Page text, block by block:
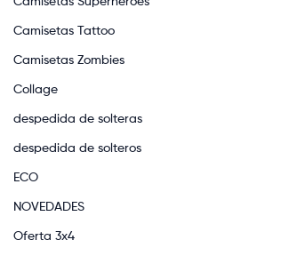
Camisetas Tattoo
Camisetas Zombies
Collage
despedida de solteras
despedida de solteros
ECO
NOVEDADES
Oferta 3x4